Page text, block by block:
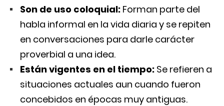
Son de uso coloquial: Forman parte del
habla informal en la vida diaria y se repiten
en conversaciones para darle carácter
proverbial a una idea.
Están vigentes en el tiempo: Se refieren a
situaciones actuales aun cuando fueron
concebidos en épocas muy antiguas.